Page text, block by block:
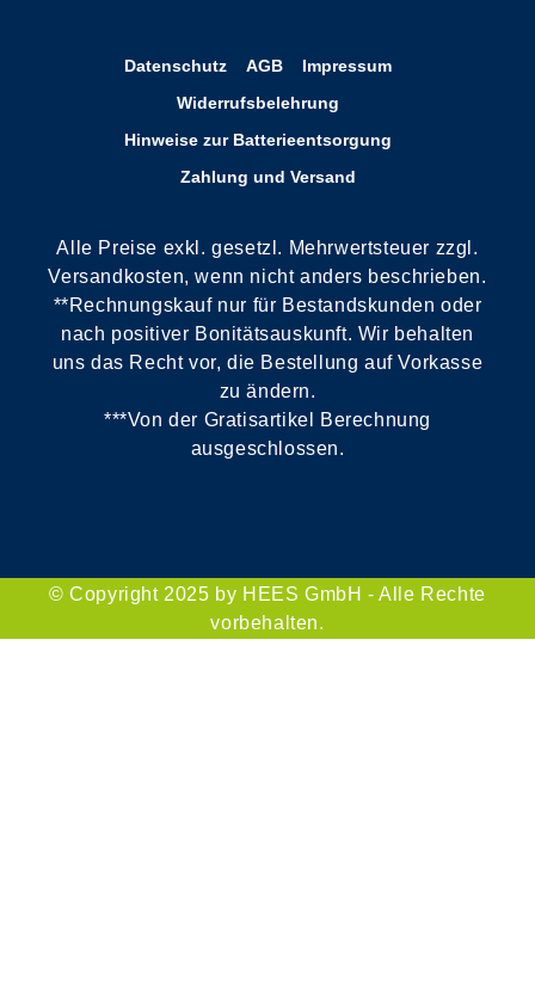
Datenschutz AGB
Impressum
Widerrufsbelehrung
Hinweise zur Batterieentsorgung
Zahlung und Versand
Alle Preise exkl. gesetzl. Mehrwertsteuer zzgl.
Versandkosten, wenn nicht anders beschrieben.
**Rechnungskauf nur für Bestandskunden oder
nach positiver Bonitätsauskunft. Wir behalten
uns das Recht vor, die Bestellung auf Vorkasse
zu ändern.
***Von der Gratisartikel Berechnung
ausgeschlossen.
© Copyright 2025 by HEES GmbH - Alle Rechte
vorbehalten.